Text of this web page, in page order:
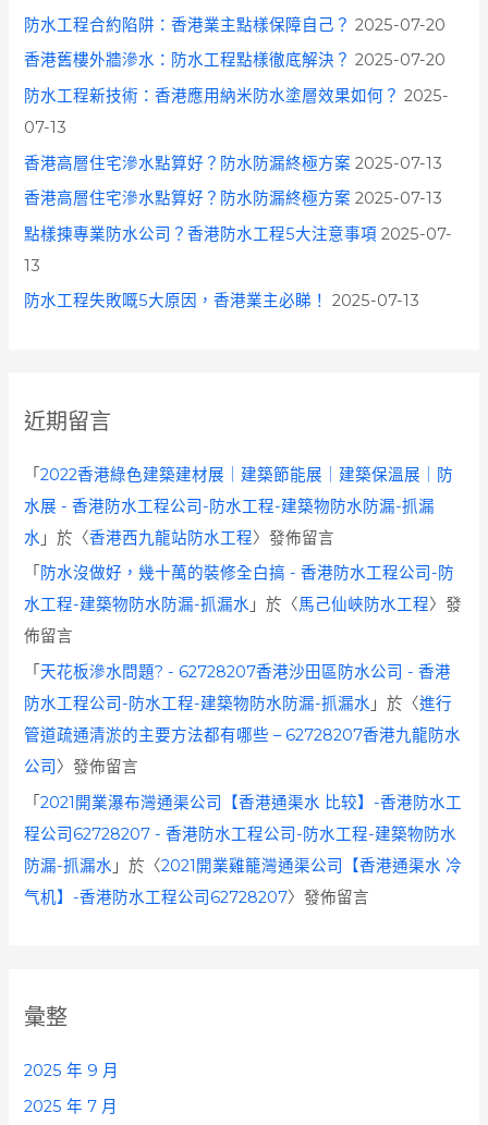
防水工程合約陷阱：香港業主點樣保障自己？ 2025-07-20
香港舊樓外牆滲水：防水工程點樣徹底解決？ 2025-07-20
防水工程新技術：香港應用納米防水塗層效果如何？ 2025-
07-13
香港高層住宅滲水點算好？防水防漏終極方案 2025-07-13
香港高層住宅滲水點算好？防水防漏終極方案 2025-07-13
點樣揀專業防水公司？香港防水工程5大注意事項 2025-07-
13
防水工程失敗嘅5大原因，香港業主必睇！
2025-07-13
近期留言
「2022香港綠色建築建材展｜建築節能展｜建築保溫展｜防
水展 - 香港防水工程公司-防水工程-建築物防水防漏-抓漏
水 」於〈香港西九龍站防水工程〉發佈留言
「 防水沒做好，幾十萬的裝修全白搞 - 香港防水工程公司-防
水工程-建築物防水防漏-抓漏水 」於〈馬己仙峽防水工程〉發
佈留言
「 天花板滲水問題? - 62728207香港沙田區防水公司 - 香港
防水工程公司-防水工程-建築物防水防漏-抓漏水 」於〈進行
管道疏通清淤的主要方法都有哪些 – 62728207香港九龍防水
公司 〉發佈留言
「2021開業瀑布灣通渠公司【香港通渠水 比较】-香港防水工
程公司62728207 - 香港防水工程公司-防水工程-建築物防水
防漏-抓漏水 」於〈2021開業雞籠灣通渠公司【香港通渠水 冷
气机】-香港防水工程公司62728207〉發佈留言
彙整
2025 年 9 月
2025 年 7 月